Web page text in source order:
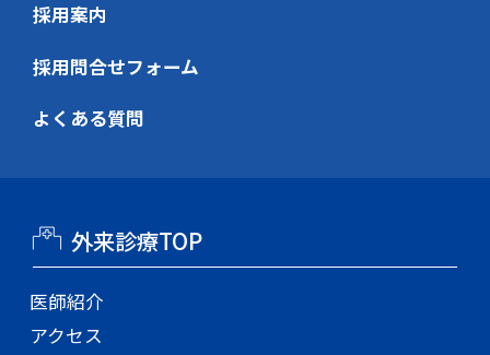
採用案内
採用問合せフォーム
よくある質問
外来診療TOP
医師紹介
アクセス